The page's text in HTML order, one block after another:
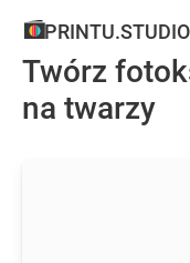
PRINTU.STUDIO
Twórz
na twarzy